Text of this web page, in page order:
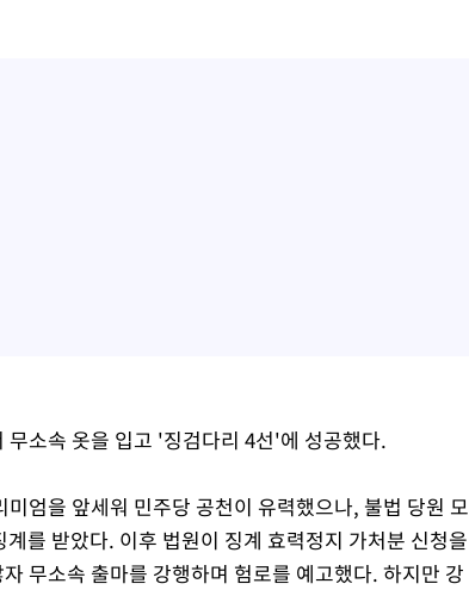
소속 옷을 입고 '징검다리 4선'에 성공했다.
엄을 앞세워 민주당 공천이 유력했으나, 불법 당원 모
를 받았다. 이후 법원이 징계 효력정지 가처분 신청을
무소속 출마를 강행하며 험로를 예고했다. 하지만 강